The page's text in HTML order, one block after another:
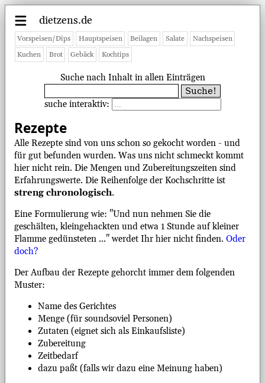
dietzens.de
Vorspeisen/Dips Hauptspeisen Beilagen Salate
Nachspeisen
Kuchen
Brot Gebäck Kochtips
Suche nach Inhalt in allen Einträgen
suche interaktiv:
Rezepte
Alle Rezepte sind von uns schon so gekocht worden - und
für gut befunden wurden. Was uns nicht schmeckt kommt
hier nicht rein. Die Mengen und Zubereitungszeiten sind
Erfahrungswerte. Die Reihenfolge der Kochschritte ist
streng chronologisch.
Eine Formulierung wie: "Und nun nehmen Sie die
geschälten, kleingehackten und etwa 1 Stunde auf kleiner
Flamme gedünsteten ..." werdet Ihr hier nicht finden. Oder
doch?
Der Aufbau der Rezepte gehorcht immer dem folgenden
Muster:
Name des Gerichtes
Menge (für soundsoviel Personen)
Zutaten (eignet sich als Einkaufsliste)
Zubereitung
Zeitbedarf
dazu paßt (falls wir dazu eine Meinung haben)